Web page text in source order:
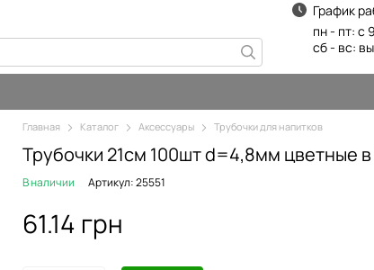
График
пн - пт: с
сб - вс:
Главная Каталог Аксессуары Трубочки для напитков
Трубочки 21см 100шт d=4,8мм цветные
В наличии Артикул: 25551
61.14 грн